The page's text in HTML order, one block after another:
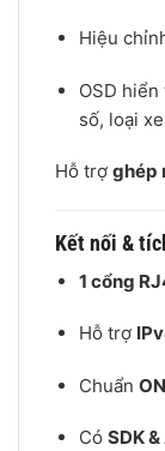
Hiệu
OSD
số, loại
Hỗ trợ ghép
Kết nối &
1 cổng
Hỗ trợ
Chuẩn
Có SDK &